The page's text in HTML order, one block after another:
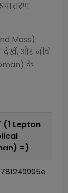
Mass)
देखें, और नीचे
के
(1 Lepton
=)